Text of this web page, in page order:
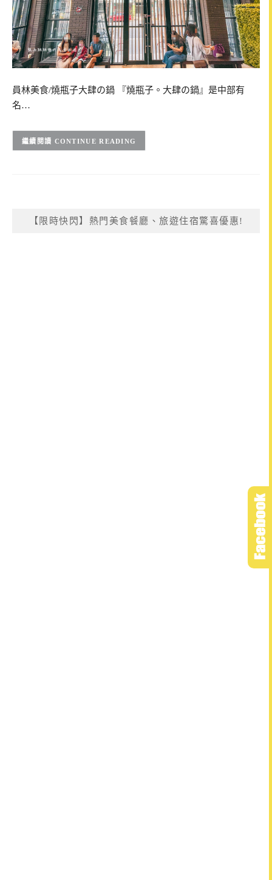
員林美食/燒瓶子大肆の鍋 『燒瓶子。大肆の鍋』是中部有
名…
CONTINUE READING
【限時快閃】熱門美食餐廳、旅遊住宿驚喜優惠!